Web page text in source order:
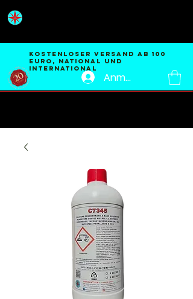
KOSTENLOSER Versand AB 100
EURO, national und
international
Anmelden